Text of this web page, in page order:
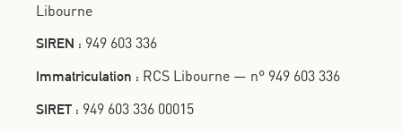
Libourne
SIREN : 949 603 336
Immatriculation : RCS Libourne — n° 949 603 336
SIRET : 949 603 336 00015